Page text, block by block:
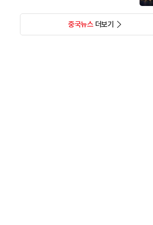
중국뉴스더보기